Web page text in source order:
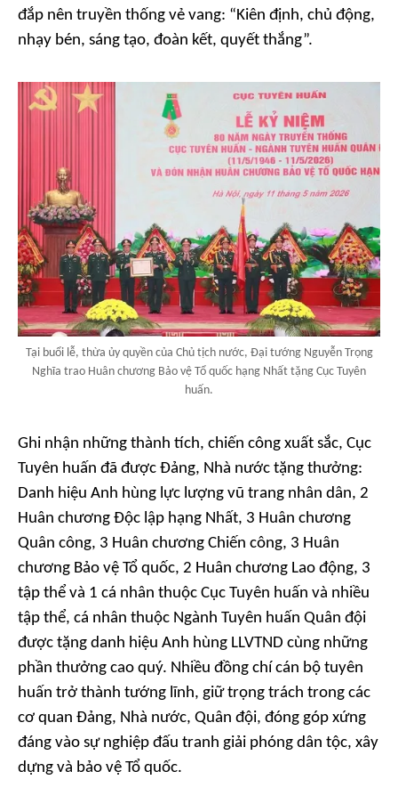
đắp nên truyền thống vẻ vang: “Kiên định, chủ động,
nhạy bén, sáng tạo, đoàn kết, quyết thắng”.
Tại buổi lễ, thừa ủy quyền của Chủ tịch nước, Đại tướng Nguyễn Trọng
Nghĩa trao Huân chương Bảo vệ Tổ quốc hạng Nhất tặng Cục Tuyên
huấn.
Ghi nhận những thành tích, chiến công xuất sắc, Cục
Tuyên huấn đã được Đảng, Nhà nước tặng thưởng:
Danh hiệu Anh hùng lực lượng vũ trang nhân dân, 2
Huân chương Độc lập hạng Nhất, 3 Huân chương
Quân công, 3 Huân chương Chiến công, 3 Huân
chương Bảo vệ Tổ quốc, 2 Huân chương Lao động, 3
tập thể và 1 cá nhân thuộc Cục Tuyên huấn và nhiều
tập thể, cá nhân thuộc Ngành Tuyên huấn Quân đội
được tặng danh hiệu Anh hùng LLVTND cùng những
phần thưởng cao quý. Nhiều đồng chí cán bộ tuyên
huấn trở thành tướng lĩnh, giữ trọng trách trong các
cơ quan Đảng, Nhà nước, Quân đội, đóng góp xứng
đáng vào sự nghiệp đấu tranh giải phóng dân tộc, xây
dựng và bảo vệ Tổ quốc.